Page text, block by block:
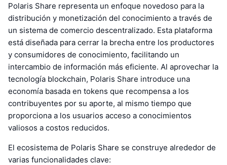
Polaris Share representa un enfoque novedoso para la
distribución y monetización del conocimiento a través de
un sistema de comercio descentralizado. Esta plataforma
está diseñada para cerrar la brecha entre los productores
y consumidores de conocimiento, facilitando un
intercambio de información más eficiente. Al aprovechar la
tecnología blockchain, Polaris Share introduce una
economía basada en tokens que recompensa a los
contribuyentes por su aporte, al mismo tiempo que
proporciona a los usuarios acceso a conocimientos
valiosos a costos reducidos.
El ecosistema de Polaris Share se construye alrededor de
varias funcionalidades clave: